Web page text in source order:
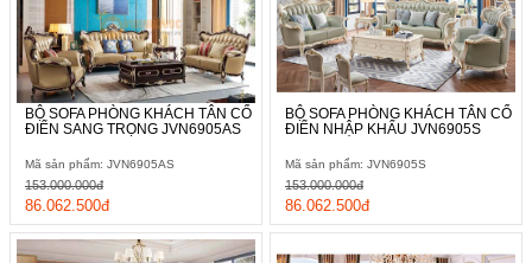
BỘ SOFA PHÒNG KHÁCH TÂN CỔ
ĐIỂN SANG TRỌNG JVN6905AS
Mã sản phẩm: JVN6905AS
86.062.500đ
153.000.000đ
BỘ SOFA PHÒNG KHÁCH TÂN CỔ
ĐIỂN NHẬP KHẨU JVN6905S
Mã sản phẩm: JVN6905S
86.062.500đ
153.000.000đ